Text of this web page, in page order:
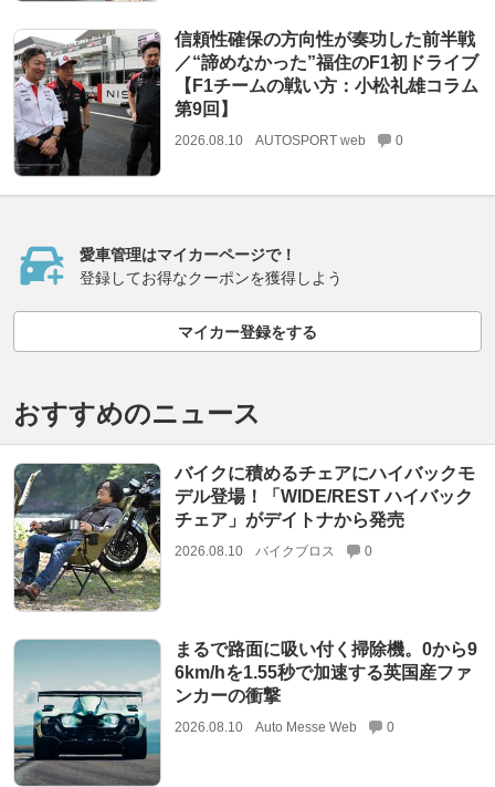
信頼性確保の方向性が奏功した前半戦
／“諦めなかった”福住のF1初ドライブ
【F1チームの戦い方：小松礼雄コラム
第9回】
2026.08.10 AUTOSPORT web 0
愛車管理はマイカーページで！
登録してお得なクーポンを獲得しよう
マイカー登録をする
おすすめのニュース
バイクに積めるチェアにハイバックモ
デル登場！「WIDE/REST ハイバック
チェア」がデイトナから発売
2026.08.10 バイクブロス 0
まるで路面に吸い付く掃除機。0から9
6km/hを1.55秒で加速する英国産ファ
ンカーの衝撃
2026.08.10 Auto Messe Web 0